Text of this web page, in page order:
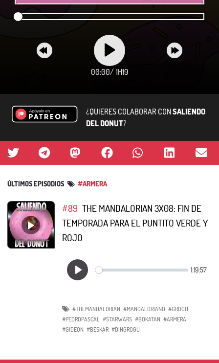
00:00/ 1H19
¿QUIERES COLABORAR CONSALIENDO
DEL DONUT?
ÚLTIMOS EPISODIOS #ARMERA
#89 THE MANDALORIAN 3X08: FIN DE
TEMPORADA PARA EL PUNTITO VERDE Y
ROJO
#THEMANDALORIAN #MANDALORIANO #GROGU
#PEDROPASCAL
#STARWARS #BOKATAN #ARMERA
#GIDEON #BESKAR #DINGROGU